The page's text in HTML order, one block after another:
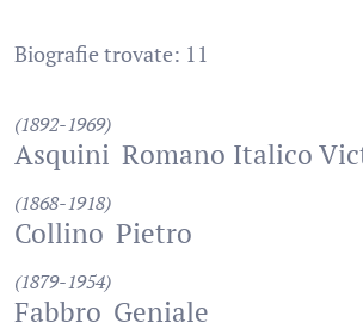
Biografie trovate: 11
(1892-1969)
Asquini Romano Italico
(1868-1918)
Collino Pietro
(1879-1954)
Fabbro Geniale